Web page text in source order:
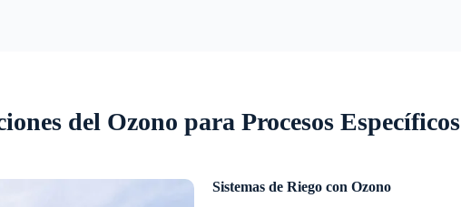
del Ozono para Procesos Específicos
Sistemas de Riego con Ozono